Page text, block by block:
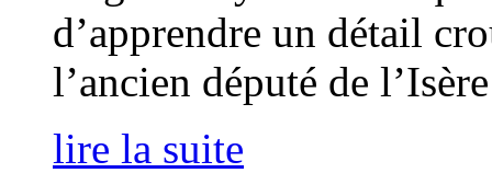
d’apprendre un détail
l’ancien député de
lire la suite